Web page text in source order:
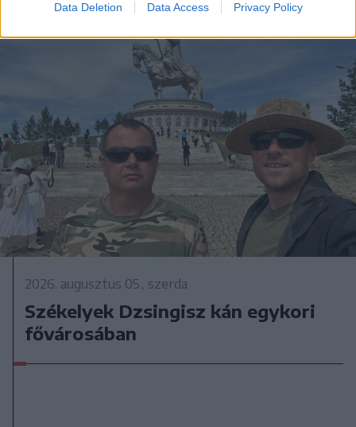
Data Deletion Data Access Privacy Policy
2026. augusztus 05., szerda
Székelyek Dzsingisz kán egykori
fővárosában